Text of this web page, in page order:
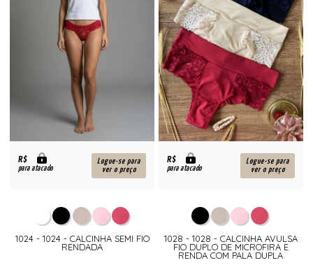
R$
para atacado
Logue-se para
ver o preço
1024 - 1024 - CALCINHA SEMI FIO
RENDADA
R$
para atacado
Logue-se para
ver o preço
1028 - 1028 - CALCINHA AVULSA
FIO DUPLO DE MICROFIRA E
RENDA COM PALA DUPLA